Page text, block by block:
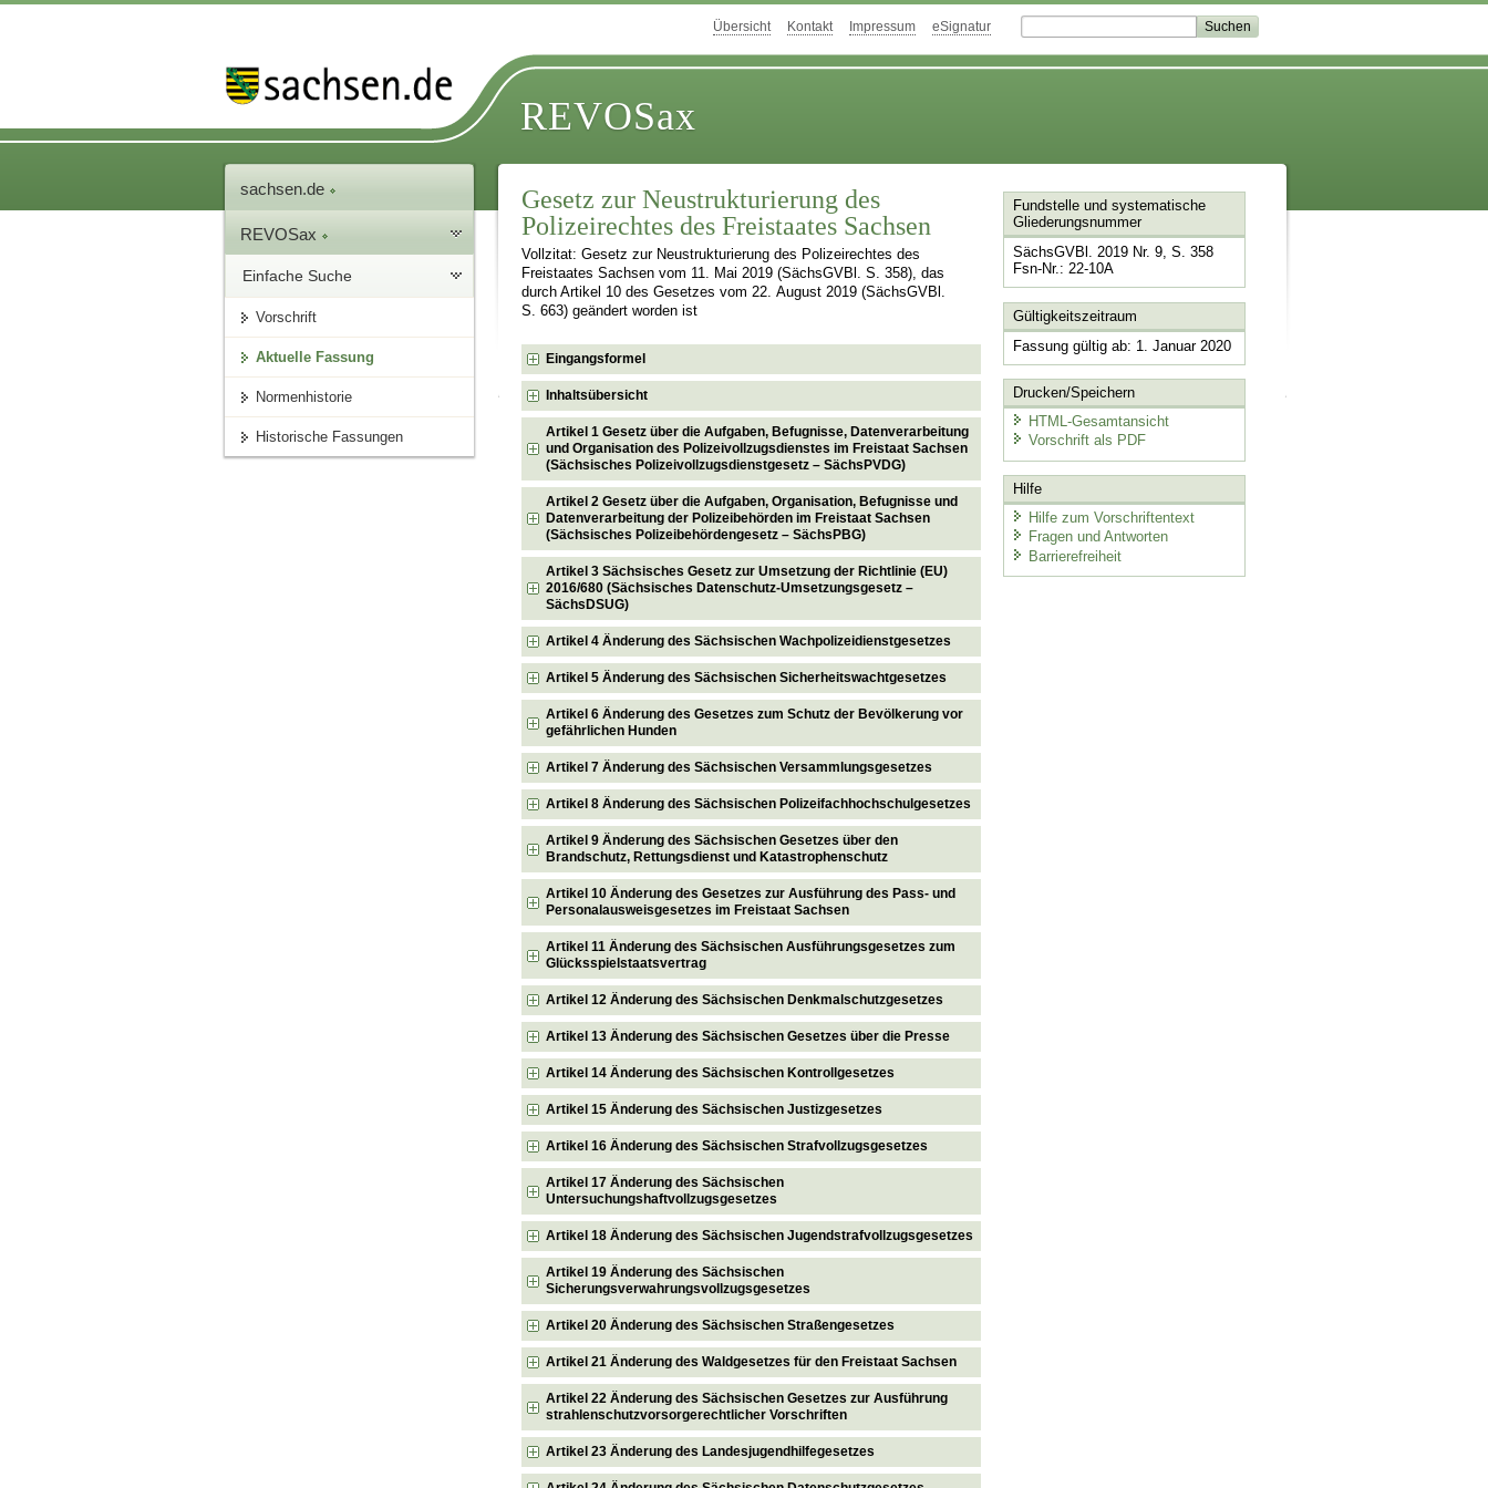
Übersicht Kontakt Impressum eSignatur
REVOSax
sachsen.de
REVOSax
Einfache Suche
Vorschrift
Aktuelle Fassung
Normenhistorie
Historische Fassungen
Gesetz zur Neustrukturierung des
Polizeirechtes des Freistaates Sachsen
Vollzitat: Gesetz zur Neustrukturierung des Polizeirechtes des
Freistaates Sachsen vom 11. Mai 2019 (SächsGVBl. S. 358), das
durch Artikel 10 des Gesetzes vom 22. August 2019 (SächsGVBl.
S. 663) geändert worden ist
Eingangsformel
Inhaltsübersicht
Artikel 1 Gesetz über die Aufgaben, Befugnisse, Datenverarbeitung
und Organisation des Polizeivollzugsdienstes im Freistaat Sachsen
(Sächsisches Polizeivollzugsdienstgesetz – SächsPVDG)
Artikel 2 Gesetz über die Aufgaben, Organisation, Befugnisse und
Datenverarbeitung der Polizeibehörden im Freistaat Sachsen
(Sächsisches Polizeibehördengesetz – SächsPBG)
Artikel 3 Sächsisches Gesetz zur Umsetzung der Richtlinie (EU)
2016/680 (Sächsisches Datenschutz-Umsetzungsgesetz –
SächsDSUG)
Artikel 4 Änderung des Sächsischen Wachpolizeidienstgesetzes
Artikel 5 Änderung des Sächsischen Sicherheitswachtgesetzes
Artikel 6 Änderung des Gesetzes zum Schutz der Bevölkerung vor
gefährlichen Hunden
Artikel 7 Änderung des Sächsischen Versammlungsgesetzes
Artikel 8 Änderung des Sächsischen Polizeifachhochschulgesetzes
Artikel 9 Änderung des Sächsischen Gesetzes über den
Brandschutz, Rettungsdienst und Katastrophenschutz
Artikel 10 Änderung des Gesetzes zur Ausführung des Pass- und
Personalausweisgesetzes im Freistaat Sachsen
Artikel 11 Änderung des Sächsischen Ausführungsgesetzes zum
Glücksspielstaatsvertrag
Artikel 12 Änderung des Sächsischen Denkmalschutzgesetzes
Artikel 13 Änderung des Sächsischen Gesetzes über die Presse
Artikel 14 Änderung des Sächsischen Kontrollgesetzes
Artikel 15 Änderung des Sächsischen Justizgesetzes
Artikel 16 Änderung des Sächsischen Strafvollzugsgesetzes
Artikel 17 Änderung des Sächsischen
Untersuchungshaftvollzugsgesetzes
Artikel 18 Änderung des Sächsischen Jugendstrafvollzugsgesetzes
Artikel 19 Änderung des Sächsischen
Sicherungsverwahrungsvollzugsgesetzes
Artikel 20 Änderung des Sächsischen Straßengesetzes
Artikel 21 Änderung des Waldgesetzes für den Freistaat Sachsen
Artikel 22 Änderung des Sächsischen Gesetzes zur Ausführung
strahlenschutzvorsorgerechtlicher Vorschriften
Artikel 23 Änderung des Landesjugendhilfegesetzes
Fundstelle und systematische
Gliederungsnummer
SächsGVBl. 2019 Nr. 9, S. 358
Fsn-Nr.: 22-10A
Gültigkeitszeitraum
Fassung gültig ab: 1. Januar 2020
Drucken/Speichern
HTML-Gesamtansicht
Vorschrift als PDF
Hilfe
Hilfe zum Vorschriftentext
Fragen und Antworten
Barrierefreiheit